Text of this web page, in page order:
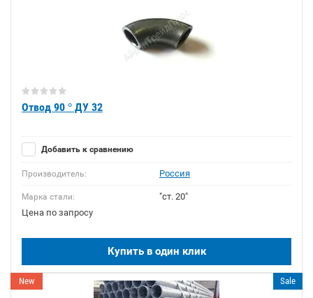
Отвод 90 ° ДУ 32
Добавить к сравнению
Производитель: Россия
Марка стали:
"ст. 20"
Цена по запросу
Купить в один клик
New Sale